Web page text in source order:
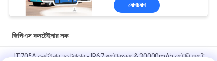
যোগাযোগ
জিপিএস কনটেইনার লক
JT705A কনটেইনার লক ট্র্যাকার - IP67 ওয়াটারপ্রুফ & 30000mAh ব্যাটারি অ্যান্টি